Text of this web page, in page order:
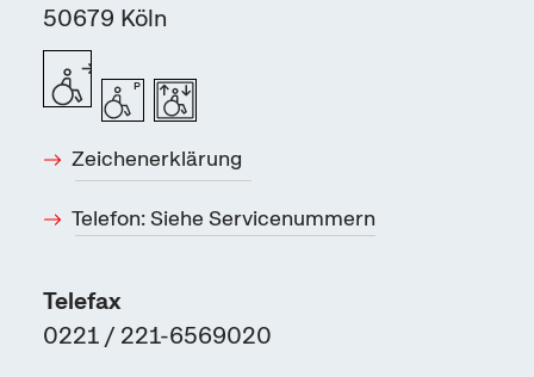
50679 Köln
Zeichenerklärung
Telefon: Siehe Servicenummern
Telefax
0221 / 221-6569020